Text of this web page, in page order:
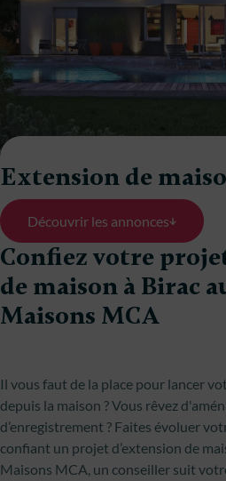
Extension de
Découvrir les annonces
Confiez votre
de maison à Birac
Maisons MCA
Il vous faut de la place pour lancer
depuis la maison ? Vous rêvez
d’enregistrement ? Faites évoluer
confiant un projet d’extension de
Maisons MCA, un conseiller suit